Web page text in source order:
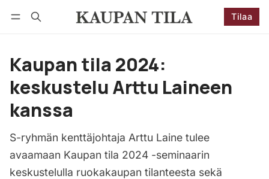
Tilaa
Kaupan tila 2024:
keskustelu Arttu Laineen
kanssa
S-ryhmän kenttäjohtaja Arttu Laine tulee
avaamaan Kaupan tila 2024 -seminaarin
keskustelulla ruokakaupan tilanteesta sekä